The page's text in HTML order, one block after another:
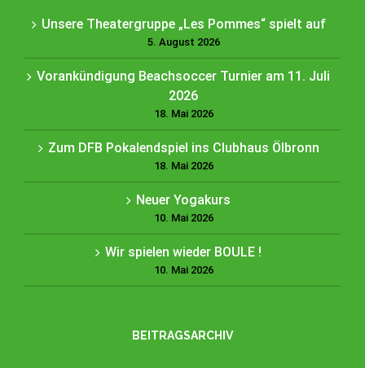
Unsere Theatergruppe „Les Pommes“ spielt auf
5. August 2026
Vorankündigung Beachsoccer Turnier am 11. Juli
2026
18. Mai 2026
Zum DFB Pokalendspiel ins Clubhaus Ölbronn
18. Mai 2026
Neuer Yogakurs
10. Mai 2026
Wir spielen wieder BOULE !
10. Mai 2026
BEITRAGSARCHIV